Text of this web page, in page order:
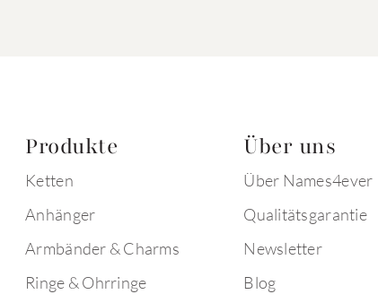
Produkte
Ketten
Anhänger
Armbänder & Charms
Ringe & Ohrringe
Über uns
Über Names4ever
Qualitätsgarantie
Newsletter
Blog